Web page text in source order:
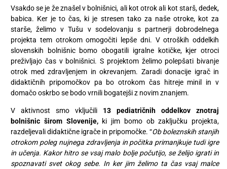
Vsakdo se je že znašel v bolnišnici, ali kot otrok ali kot starš, dedek,
babica. Ker je to čas, ki je stresen tako za naše otroke, kot za
starše, želimo v Tušu v sodelovanju s partnerji dobrodelnega
projekta tem otrokom omogočiti lepše dni. V otroških oddelkih
slovenskih bolnišnic bomo obogatili igralne kotičke, kjer otroci
preživljajo čas v bolnišnici. S projektom želimo polepšati bivanje
otrok med zdravljenjem in okrevanjem. Zaradi donacije igrač in
didaktičnih pripomočkov pa bo otrokom čas hitreje minil in v
domačo oskrbo se bodo vrnili bogatejši z novim znanjem.
V aktivnost smo vključili 13 pediatričnih oddelkov znotraj
bolnišnic širom Slovenije, ki jim bomo ob zaključku projekta,
razdeljevali didaktične igrače in pripomočke. “Ob boleznskih stanjih
otrokom poleg nujnega zdravljenja in počitka primanjkuje tudi igre
in učenja. Kakor hitro se vsaj malo bolje počutijo, se želijo igrati in
spoznavati svet okog sebe. In ker jim želimo ta čas vsaj malce